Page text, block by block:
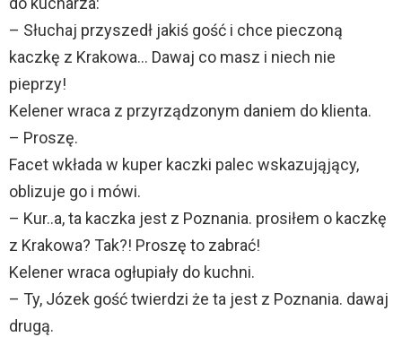
– Słuchaj przyszedł jakiś gość i chce pieczoną
kaczkę z Krakowa… Dawaj co masz i niech nie
pieprzy!
Kelener wraca z przyrządzonym daniem do klienta.
– Proszę.
Facet wkłada w kuper kaczki palec wskazująjący,
oblizuje go i mówi.
– Kur..a, ta kaczka jest z Poznania. prosiłem o kaczkę
z Krakowa? Tak?! Proszę to zabrać!
Kelener wraca ogłupiały do kuchni.
– Ty, Józek gość twierdzi że ta jest z Poznania. dawaj
drugą.